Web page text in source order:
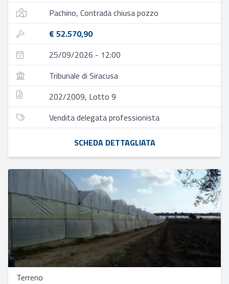
Pachino, Contrada chiusa pozzo
€ 52.570,90
25/09/2026 - 12:00
Tribunale di Siracusa
202/2009, Lotto 9
Vendita delegata professionista
SCHEDA DETTAGLIATA
Terreno